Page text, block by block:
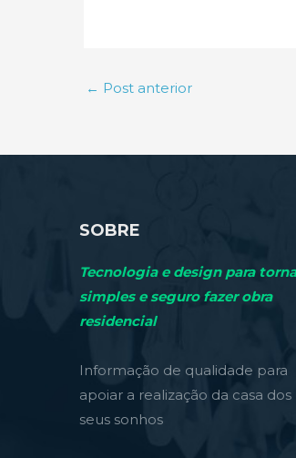
← Post anterior
SOBRE
Tecnologia e design para
simples e seguro fazer obra
residencial
Informação de qualidade para
apoiar a realização da casa dos
seus sonhos